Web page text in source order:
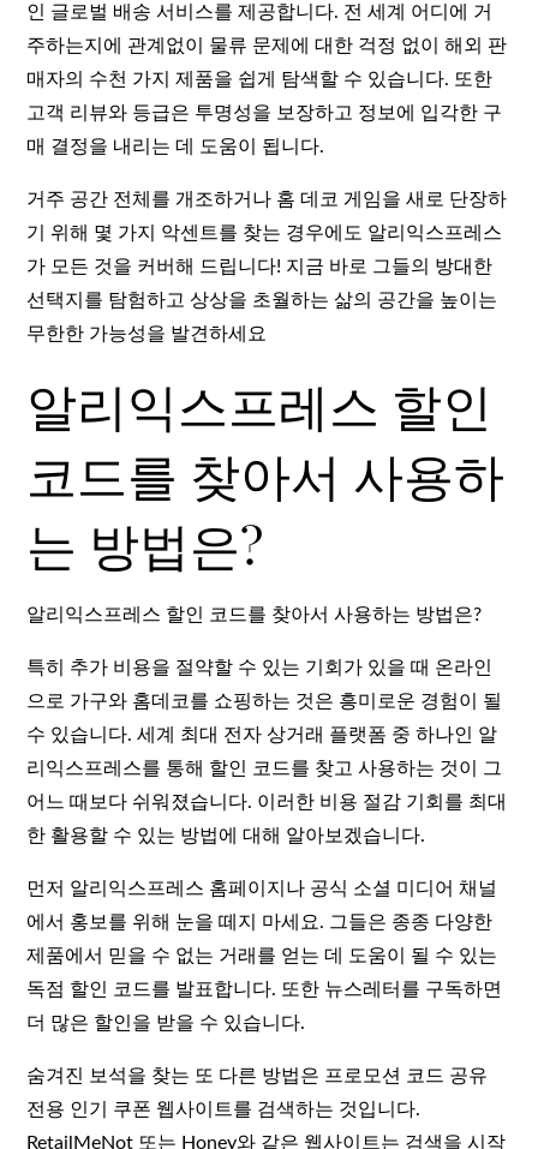
인 글로벌 배송 서비스를 제공합니다. 전 세계 어디에 거
주하는지에 관계없이 물류 문제에 대한 걱정 없이 해외 판
매자의 수천 가지 제품을 쉽게 탐색할 수 있습니다. 또한
고객 리뷰와 등급은 투명성을 보장하고 정보에 입각한 구
매 결정을 내리는 데 도움이 됩니다.
거주 공간 전체를 개조하거나 홈 데코 게임을 새로 단장하
기 위해 몇 가지 악센트를 찾는 경우에도 알리익스프레스
가 모든 것을 커버해 드립니다! 지금 바로 그들의 방대한
선택지를 탐험하고 상상을 초월하는 삶의 공간을 높이는
무한한 가능성을 발견하세요
알리익스프레스 할인
코드를 찾아서 사용하
는 방법은?
알리익스프레스 할인 코드를 찾아서 사용하는 방법은?
특히 추가 비용을 절약할 수 있는 기회가 있을 때 온라인
으로 가구와 홈데코를 쇼핑하는 것은 흥미로운 경험이 될
수 있습니다. 세계 최대 전자 상거래 플랫폼 중 하나인 알
리익스프레스를 통해 할인 코드를 찾고 사용하는 것이 그
어느 때보다 쉬워졌습니다. 이러한 비용 절감 기회를 최대
한 활용할 수 있는 방법에 대해 알아보겠습니다.
먼저 알리익스프레스 홈페이지나 공식 소셜 미디어 채널
에서 홍보를 위해 눈을 떼지 마세요. 그들은 종종 다양한
제품에서 믿을 수 없는 거래를 얻는 데 도움이 될 수 있는
독점 할인 코드를 발표합니다. 또한 뉴스레터를 구독하면
더 많은 할인을 받을 수 있습니다.
숨겨진 보석을 찾는 또 다른 방법은 프로모션 코드 공유
전용 인기 쿠폰 웹사이트를 검색하는 것입니다.
RetailMeNot 또는 Honey와 같은 웹사이트는 검색을 시작